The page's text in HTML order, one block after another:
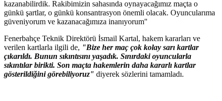
kazanabilirdik. Rakibimizin sahasında oynayacağımız maçta o
günkü şartlar, o günkü konsantrasyon önemli olacak. Oyuncularıma
güveniyorum ve kazanacağımıza inanıyorum"
Fenerbahçe Teknik Direktörü İsmail Kartal, hakem kararları ve
verilen kartlarla ilgili de, "Bize her maç çok kolay sarı kartlar
çıkarıldı. Bunun sıkıntısını yaşadık. Sınırdaki oyuncularla
sıkıntılar birikti. Son maçta hakemlerin daha kararlı kartlar
gösterildiğini görebiliyoruz" diyerek sözlerini tamamladı.